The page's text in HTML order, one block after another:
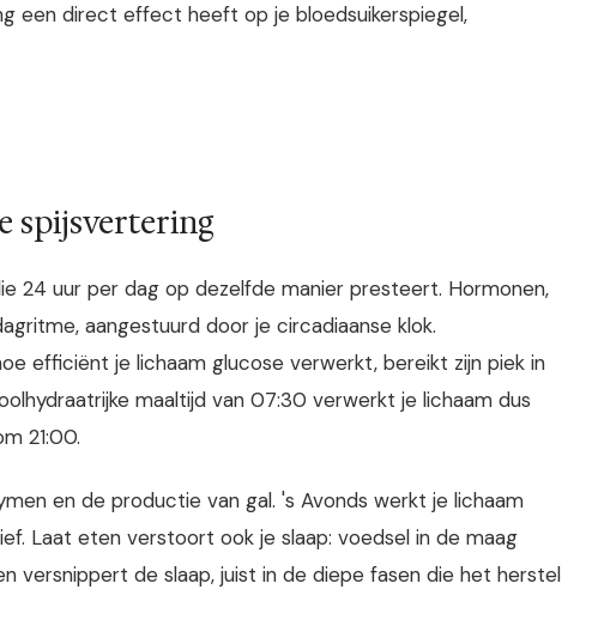
een direct effect heeft op je bloedsuikerspiegel,
spijsvertering
24 uur per dag op dezelfde manier presteert. Hormonen,
aangestuurd door je circadiaanse klok.
efficiënt je lichaam glucose verwerkt, bereikt zijn piek in
maaltijd van 07:30 verwerkt je lichaam dus
21:00.
en de productie van gal. 's Avonds werkt je lichaam
Laat eten verstoort ook je slaap: voedsel in de maag
versnippert de slaap, juist in de diepe fasen die het herstel